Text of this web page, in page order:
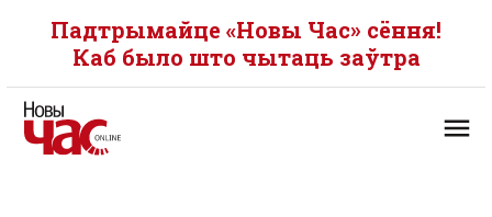
Падтрымайце «Новы Час» сёння!
Каб было што чытаць заўтра